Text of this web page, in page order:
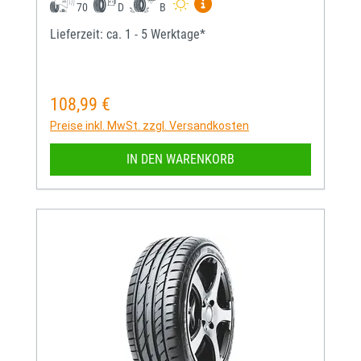
70 D B
Mehr Informationen zum
Lieferzeit: ca. 1 - 5 Werktage*
Regulärer Preis:
108,99 €
Preise inkl. MwSt. zzgl. Versandkosten
IN DEN WARENKORB